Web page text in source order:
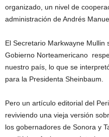
organizado, un nivel de
administración de Andrés
El Secretario Markwayne
Gobierno Norteamericano
nuestro país, lo que se
para la Presidenta Sheinbaum.
Pero un artículo editorial del
reviviendo una vieja versión
los gobernadores de Sonora y